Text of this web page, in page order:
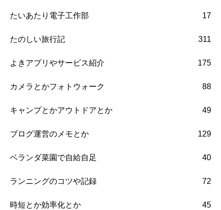
たいあたり電子工作部 17
たのしい旅行記 311
よきアプリやサービス紹介 175
カメラとかフォトウォーク 88
キャンプとかアウトドアとか 49
ブログ運営のメモとか 129
ベランダ菜園で自給自足 40
ランニングのコツや記録 72
時短とか効率化とか 45